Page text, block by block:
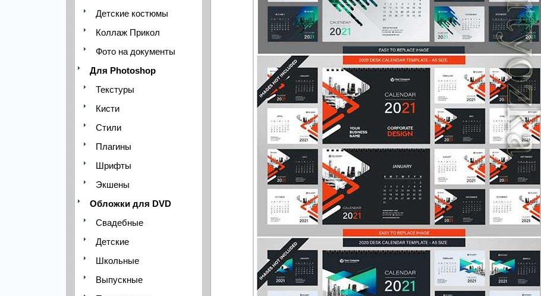
Детские костюмы
Коллаж Прикол
Фото на документы
Для Photoshop
Текстуры
Кисти
Стили
Плагины
Шрифты
Экшены
Обложки для DVD
Свадебные
Детские
Школьные
Выпускные